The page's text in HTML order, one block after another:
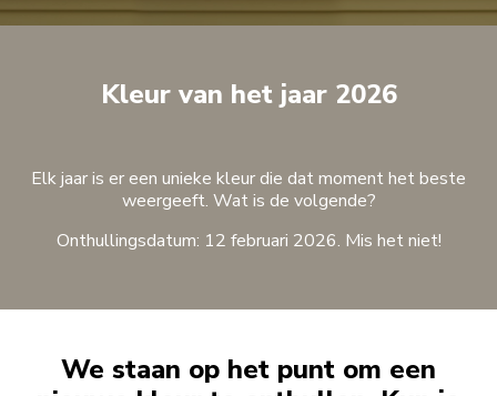
Kleur van het jaar 2026
Elk jaar is er een unieke kleur die dat moment het beste
weergeeft. Wat is de volgende?
Onthullingsdatum: 12 februari 2026. Mis het niet!
We staan op het punt om een